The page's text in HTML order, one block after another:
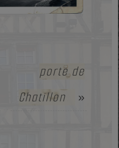
porte de
Chatillon
»